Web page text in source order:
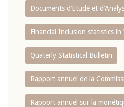
Documents d’Etude et
Financial Inclusion statistics in
Quaterly Statistical Bulletin
Rapport annuel de la
Rapport annuel sur la